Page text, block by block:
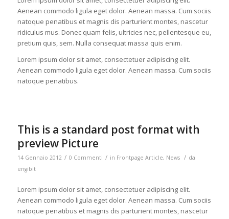
Aenean commodo ligula eget dolor. Aenean massa. Cum sociis
natoque penatibus et magnis dis parturient montes, nascetur
ridiculus mus. Donec quam felis, ultricies nec, pellentesque eu,
pretium quis, sem. Nulla consequat massa quis enim.
Lorem ipsum dolor sit amet, consectetuer adipiscing elit.
Aenean commodo ligula eget dolor. Aenean massa. Cum sociis
natoque penatibus.
This is a standard post format with
preview Picture
14 Gennaio 2012 / 0 Commenti / in Frontpage Article, News / da
engibit
Lorem ipsum dolor sit amet, consectetuer adipiscing elit.
Aenean commodo ligula eget dolor. Aenean massa. Cum sociis
natoque penatibus et magnis dis parturient montes, nascetur